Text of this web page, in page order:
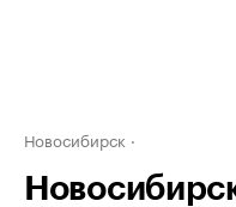
Новосибирск